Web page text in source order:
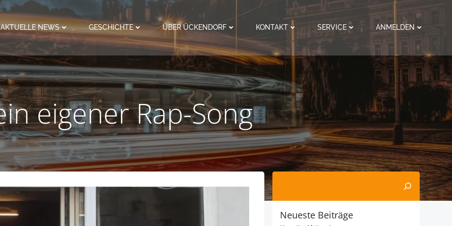
AKTUELLE NEWS GESCHICHTE ÜBER ÜCKENDORF KONTAKT SERVICE ANMELDEN
eigener Rap-Song
Suchen
Neueste Beiträge